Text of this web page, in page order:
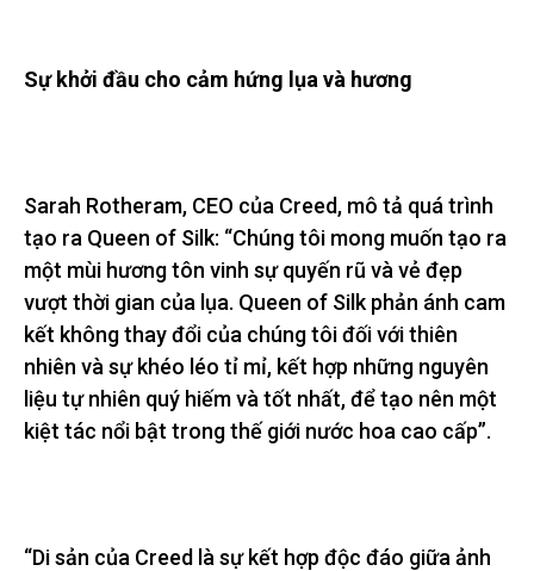
Sự khởi đầu cho cảm hứng lụa và hương
Sarah Rotheram, CEO của Creed, mô tả quá trình
tạo ra Queen of Silk: “Chúng tôi mong muốn tạo ra
một mùi hương tôn vinh sự quyến rũ và vẻ đẹp
vượt thời gian của lụa. Queen of Silk phản ánh cam
kết không thay đổi của chúng tôi đối với thiên
nhiên và sự khéo léo tỉ mỉ, kết hợp những nguyên
liệu tự nhiên quý hiếm và tốt nhất, để tạo nên một
kiệt tác nổi bật trong thế giới nước hoa cao cấp”.
“Di sản của Creed là sự kết hợp độc đáo giữa ảnh